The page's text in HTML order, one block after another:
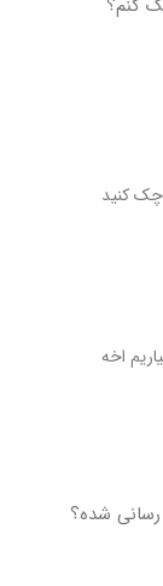
چک کنید
اخه
رسانی شده؟